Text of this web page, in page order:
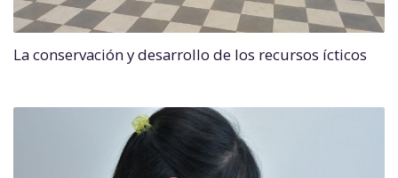
La conservación y desarrollo de los recursos ícticos